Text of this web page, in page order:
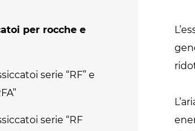
per rocche e
serie “RF” e
serie “RF